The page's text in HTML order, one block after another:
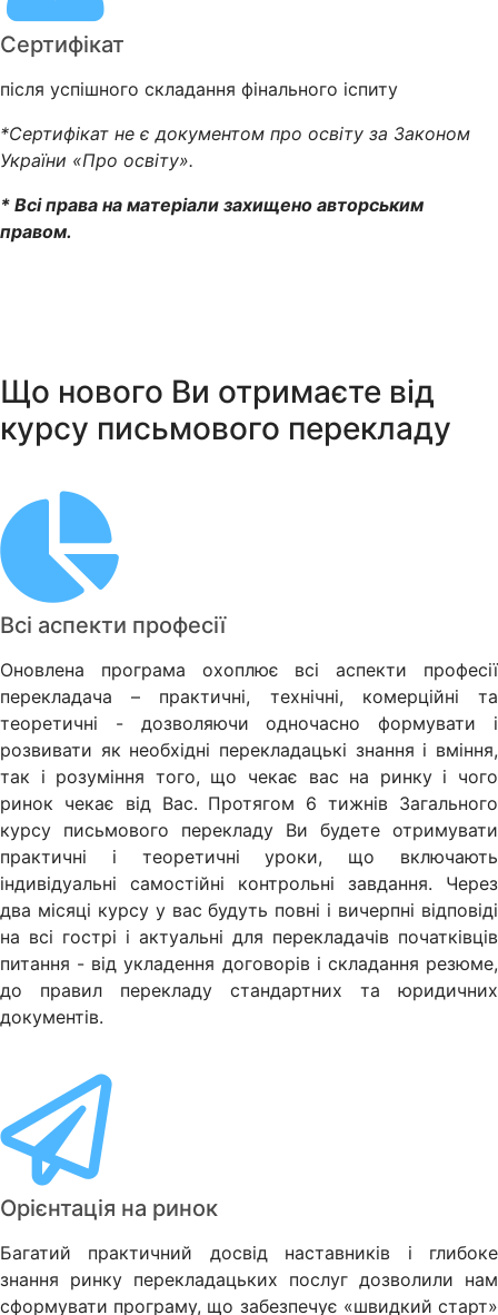
Сертифікат
після успішного складання фінального іспиту
*Сертифікат не є документом про освіту за Законом
України «Про освіту».
* Всі права на матеріали захищено авторським
правом.
Що нового Ви отримаєте від
курсу письмового перекладу
Всі аспекти професії
Оновлена ​​програма охоплює всі аспекти професії
перекладача – практичні, технічні, комерційні та
теоретичні - дозволяючи одночасно формувати і
розвивати як необхідні перекладацькі знання і вміння,
так і розуміння того, що чекає вас на ринку і чого
ринок чекає від Вас. Протягом 6 тижнів Загального
курсу письмового перекладу Ви будете отримувати
практичні і теоретичні уроки, що включають
індивідуальні самостійні контрольні завдання. Через
два місяці курсу у вас будуть повні і вичерпні відповіді
на всі гострі і актуальні для перекладачів початківців
питання - від укладення договорів і складання резюме,
до правил перекладу стандартних та юридичних
документів.
Орієнтація на ринок
Багатий практичний досвід наставників і глибоке
знання ринку перекладацьких послуг дозволили нам
сформувати програму, що забезпечує «швидкий старт»